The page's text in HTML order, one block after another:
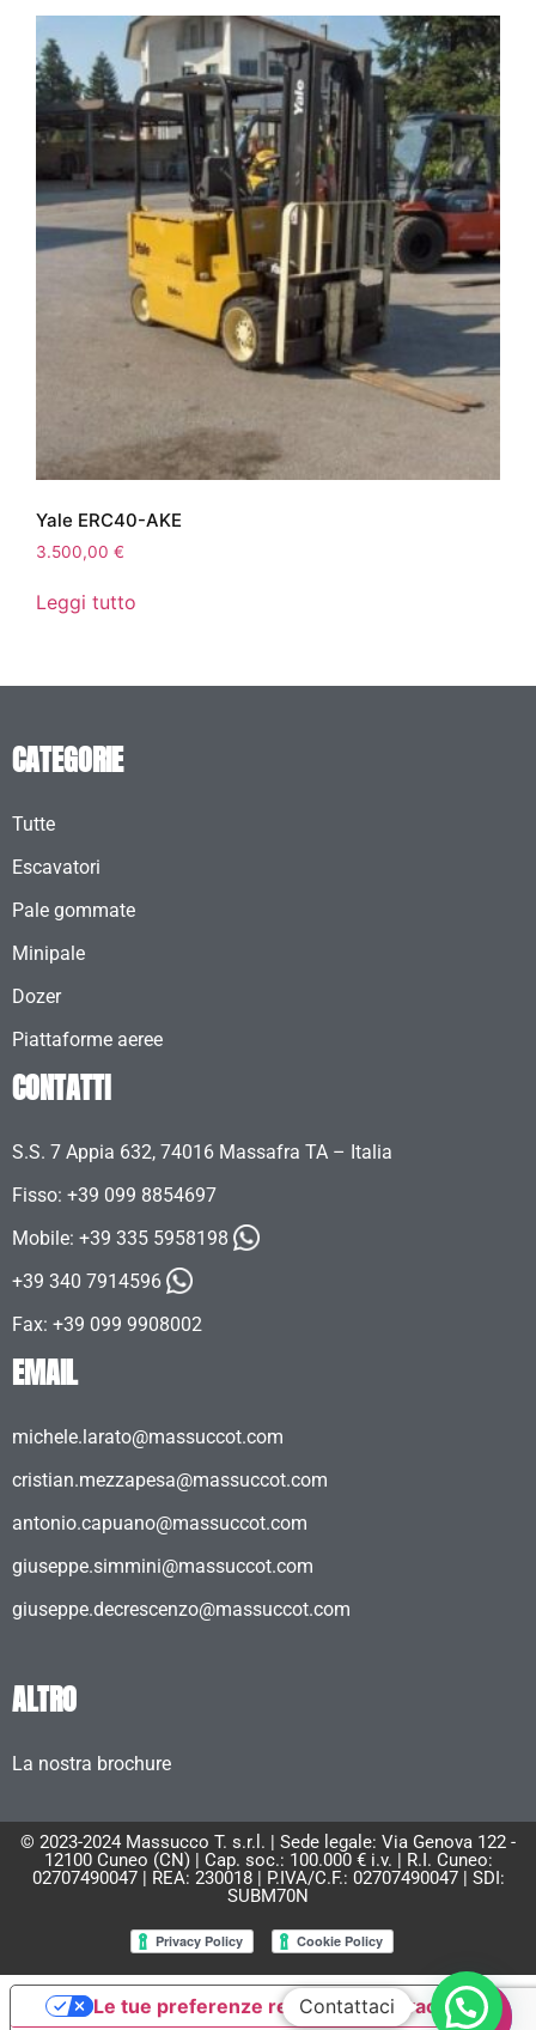
Yale ERC40-AKE
3.500,00 €
Leggi tutto
CATEGORIE
Tutte
Escavatori
Pale gommate
Minipale
Dozer
Piattaforme aeree
CONTATTI
S.S. 7 Appia 632, 74016 Massafra TA – Italia
Fisso: +39 099 8854697
Mobile: +39 335 5958198
+39 340 7914596
Fax: +39 099 9908002
EMAIL
michele.larato@massuccot.com
cristian.mezzapesa@massuccot.com
antonio.capuano@massuccot.com
giuseppe.simmini@massuccot.com
giuseppe.decrescenzo@massuccot.com
ALTRO
La nostra brochure
© 2023-2024 Massucco T. s.r.l. | Sede legale: Via Genova 122 -
12100 Cuneo (CN) | Cap. soc.: 100.000 € i.v. | R.I. Cuneo:
02707490047 | REA: 230018 | P.IVA/C.F.: 02707490047 | SDI:
SUBM70N
Contattaci
Le tue preferenze relative alla privacy